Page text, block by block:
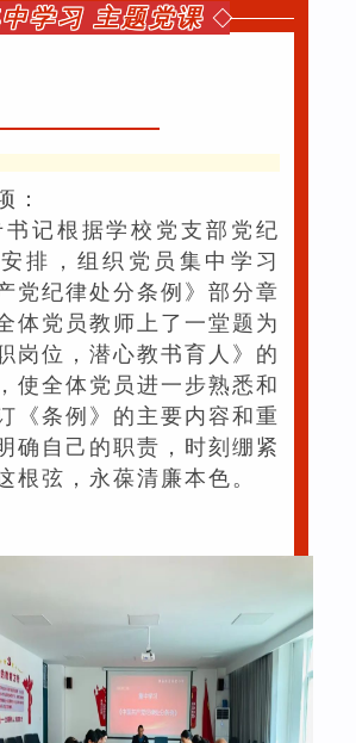
学习 主题党课
：
记根据学校党支部党纪
排，组织党员集中学习
党纪律处分条例》部分章
体党员教师上了一堂题为
岗位，潜心教书育人》的
使全体党员进一步熟悉和
《条例》的主要内容和重
确自己的职责，时刻绷紧
根弦，永葆清廉本色。